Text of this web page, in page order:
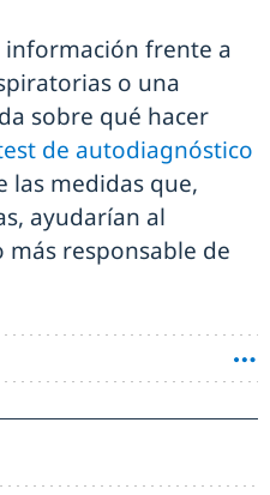
información frente a
o una
sobre qué hacer
de autodiagnóstico
las medidas que,
ayudarían al
más responsable de